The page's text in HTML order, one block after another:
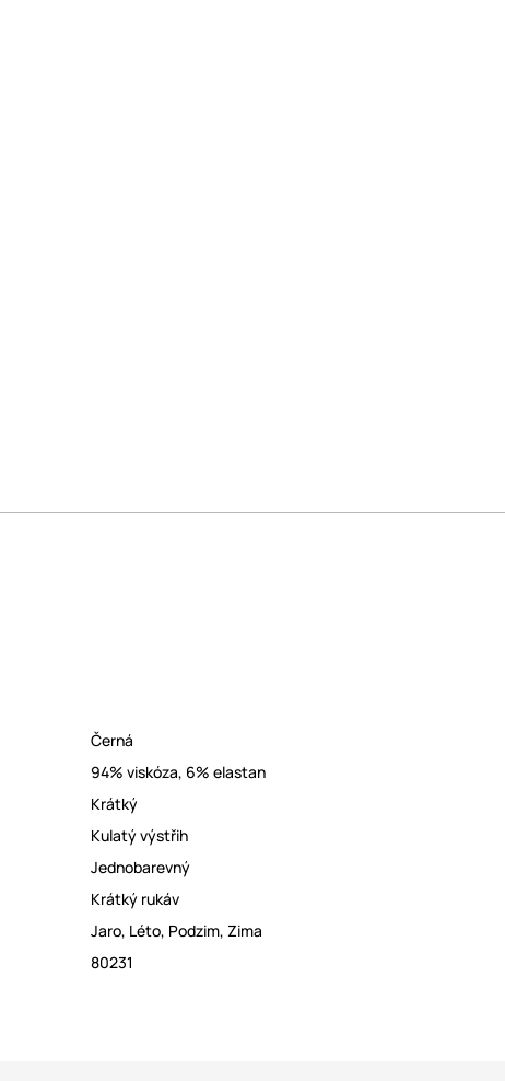
Černá
94% viskóza, 6% elastan
Krátký
Kulatý výstřih
Jednobarevný
Krátký rukáv
Jaro, Léto, Podzim, Zima
80231